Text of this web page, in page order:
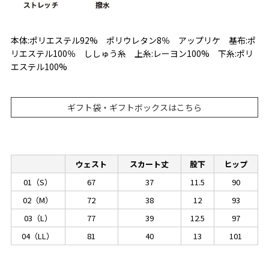
本体:ポリエステル92% ポリウレタン8％ アップリケ 基布:ポ
リエステル100％ ししゅう糸 上糸:レーヨン100% 下糸:ポリ
エステル100%
ギフト袋・ギフトボックスはこちら
ウェスト スカート丈 股下
ヒップ
01（S）
67 37 11.5
90
02（M）
72 38 12
93
03（L）
77 39 12.5
97
04（LL）
81 40 13 101